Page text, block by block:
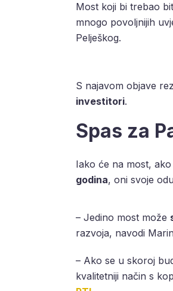
Most koji bi trebao
mnogo povoljnijih
Pelješkog.
S najavom objave
investitori.
Spas za
Iako će na most,
godina, oni svoje
– Jedino most može
razvoja, navodi
– Ako se u skoroj
kvalitetniji način s